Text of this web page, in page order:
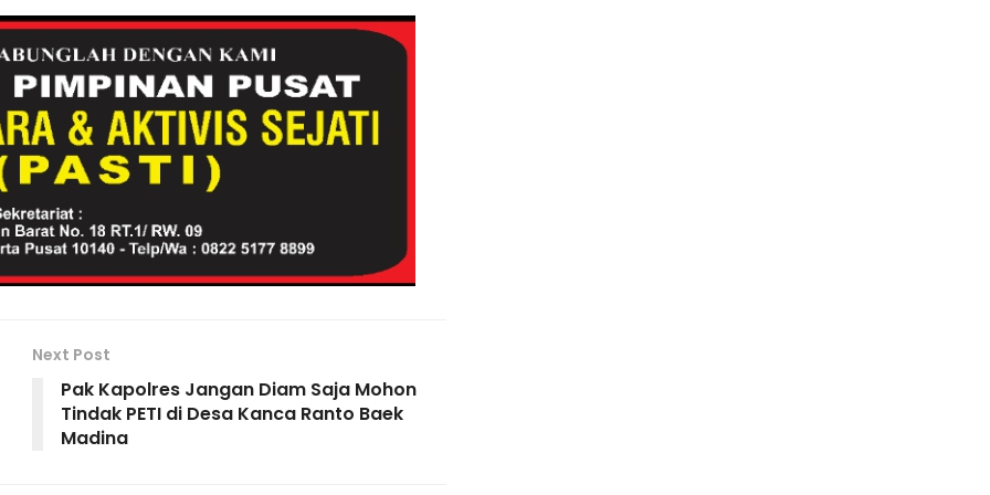
t p
y
Li
n
k
ar
e
Next Post
Pak Kapolres Jangan Diam Saja Mohon
Tindak PETI di Desa Kanca Ranto Baek
Madina